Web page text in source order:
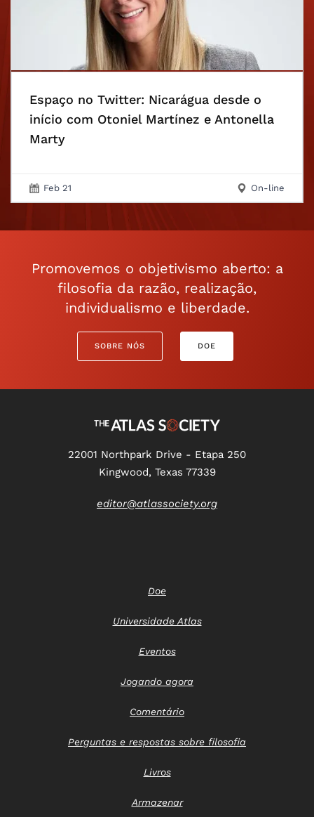
Espaço no Twitter: Nicarágua desde o
início com Otoniel Martínez e Antonella
Marty
Feb 21 On-line
Promovemos o objetivismo aberto: a
filosofia da razão, realização,
individualismo e liberdade.
SOBRE NÓS DOE
22001 Northpark Drive - Etapa 250
Kingwood, Texas 77339
editor@atlassociety.org
Doe
Universidade Atlas
Eventos
Jogando agora
Comentário
Perguntas e respostas sobre filosofia
Livros
Armazenar